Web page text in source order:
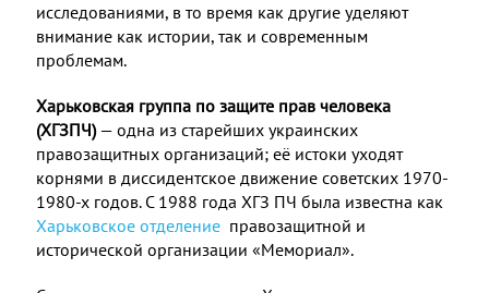
исследованиями, в то время как другие уделяют
внимание как истории, так и современным
проблемам.
Харьковская группа по защите прав человека
(ХГЗПЧ)— одна из старейших украинских
правозащитных организаций; её истоки уходят
корнями в диссидентское движение советских 1970-
1980-х годов. С 1988 года ХГЗ ПЧ была известна как
Харьковское отделение правозащитной и
исторической организации «Мемориал».